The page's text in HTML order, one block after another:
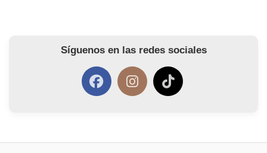
Síguenos en las redes sociales